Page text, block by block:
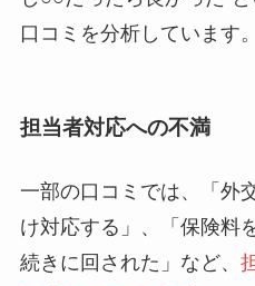
口コミを分析しています。
担当者対応への不満
一部の口コミでは、「外
け対応する」、「保険料
続きに回された」など、